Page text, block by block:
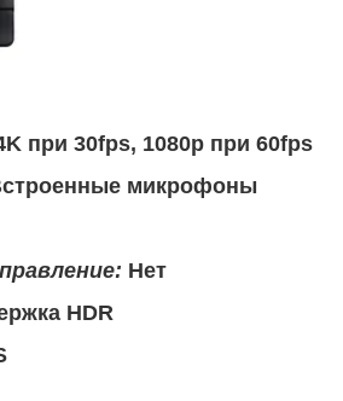
при 30fps, 1080p при 60fps
микрофоны
Нет
HDR